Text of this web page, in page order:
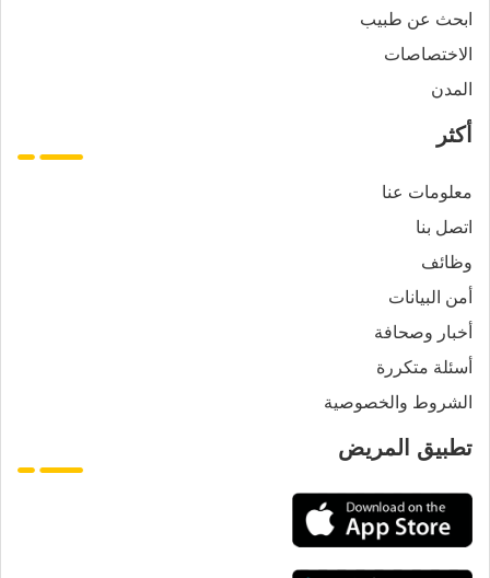
ابحث عن طبيب
الاختصاصات
المدن
أكثر
معلومات عنا
اتصل بنا
وظائف
أمن البيانات
أخبار وصحافة
أسئلة متكررة
الشروط والخصوصية
تطبيق المريض